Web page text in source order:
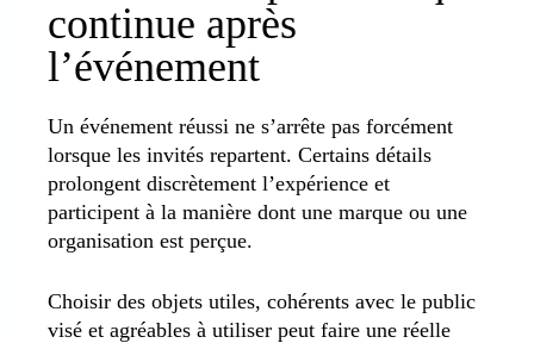
continue après
l’événement
Un événement réussi ne s’arrête pas forcément
lorsque les invités repartent. Certains détails
prolongent discrètement l’expérience et
participent à la manière dont une marque ou une
organisation est perçue.
Choisir des objets utiles, cohérents avec le public
visé et agréables à utiliser peut faire une réelle